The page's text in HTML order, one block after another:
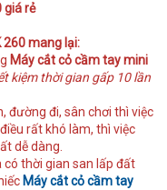
giá rẻ
260 mang lại:
Máy cắt cỏ cầm tay mini
kiệm thời gian gấp 10 lần
đường đi, sân chơi thì việc
rất khó làm, thì việc
dễ dàng.
thời gian san lấp đất
Máy cắt cỏ cầm tay